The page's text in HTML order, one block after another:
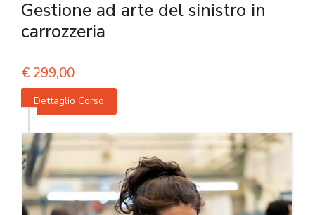
Gestione ad arte del sinistro in
carrozzeria
€ 299,00
Dettaglio Corso